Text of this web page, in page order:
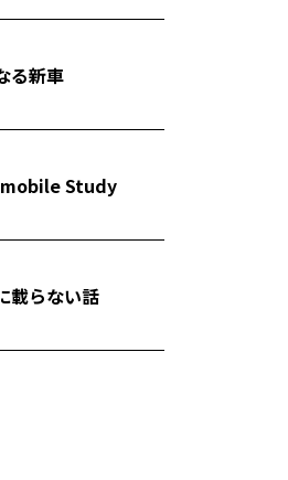
る新車
Study
載らない話